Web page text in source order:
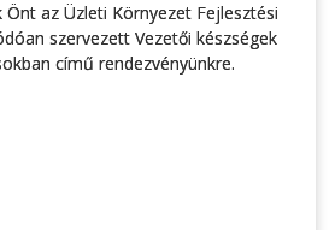
az Üzleti Környezet Fejlesztési
szervezett Vezetői készségek
című rendezvényünkre.